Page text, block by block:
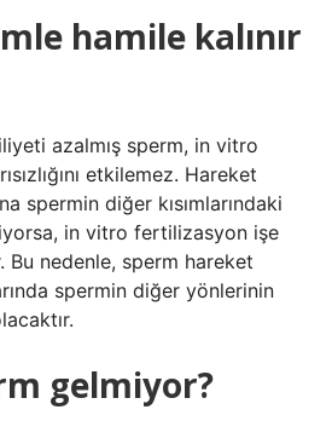
hamile kalınır
azalmış sperm, in vitro
etkilemez. Hareket
spermin diğer kısımlarındaki
in vitro fertilizasyon işe
Bu nedenle, sperm hareket
spermin diğer yönlerinin
gelmiyor?